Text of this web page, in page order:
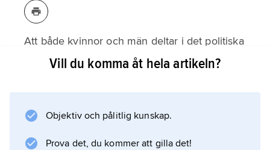
Att både kvinnor och män deltar i det politiska
livet är en rättvisefråga. Dessutom finns det
gruppers behov, önskemål och krav.
Vill du komma åt hela artikeln?
Objektiv och pålitlig kunskap.
Prova det, du kommer att gilla det!